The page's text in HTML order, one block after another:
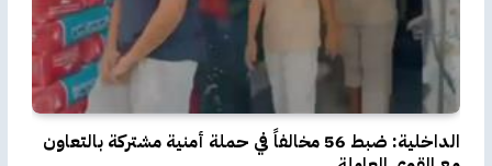
الداخلية: ضبط 56 مخالفاً في حملة أمنية مشتركة بالتعاون